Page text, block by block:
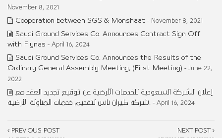
November 8, 2021
Cooperation between SGS & Monshaat - November 8, 2021
Saudi Ground Services Co. Announces Contract Sign Off
with Flynas - April 16, 2024
Saudi Ground Services Co. Announces the Results of the
Ordinary General Assembly Meeting, (First Meeting) - June 22,
2022
إعلان الشركة السعودية للخدمات الأرضية عن توقيع تجديد العقد مع
- April 16, 2024
PREVIOUS POST
NEXT POST